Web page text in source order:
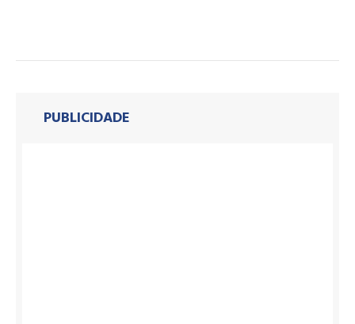
PUBLICIDADE